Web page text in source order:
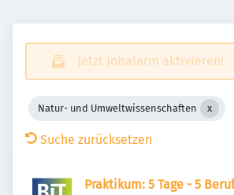
Jetzt Jobalarm aktivieren!
Natur- und Umweltwissenschaften
Suche zurücksetzen
Praktikum: 5 Tage - 5